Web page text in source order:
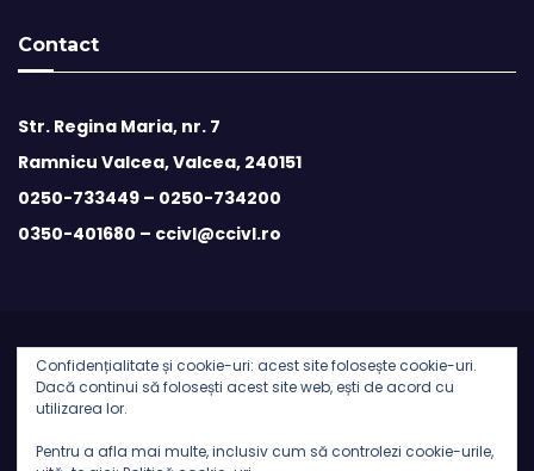
Contact
Str. Regina Maria, nr. 7
Ramnicu Valcea, Valcea, 240151
0250-733449 – 0250-734200
0350-401680 – ccivl@ccivl.ro
© 2026 Camera de Comert si Industrie Valcea | Theme by
Theme Ansar
Confidențialitate și cookie-uri: acest site folosește cookie-uri.
Dacă continui să folosești acest site web, ești de acord cu
utilizarea lor.
Pentru a afla mai multe, inclusiv cum să controlezi cookie-urile,